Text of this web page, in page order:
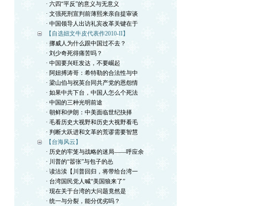
· 六四“平反”的意义与无意义
· 文强死刑宣判前薄熙来亲自提审谈
· 中国领导人出访礼宾改革关键在于
【自选妞文牛皮代表作2010-II】
· 挪威人为什么跟中国过不去？
· 刘少奇死得痛苦吗？
· 中国要兴旺发达，不要崛起
· 阿妞搏涛哥：希特勒的合法性与中
· 梁山伯与祝英台同共产党的恩怨情
· 如果中共下台，中国人怎么个死法
· 中国的三种光明前途
· 朝鲜和伊朗：中美面临世纪抉择
· 毛看历史大视野和历史大视野看毛
· 判断大跃进和文革的荒谬需要智慧
【台海风云】
· 历史的牢笼与战略的迷局——呼应余
· 川普的“嚣张”与包子的怂
· 读沽渎【川普回归，将带给台湾一
· 台湾国民党人喊“美国狼来了”
· 现在关于台湾的大问题竟然是
· 统一与分裂，能分优劣吗？